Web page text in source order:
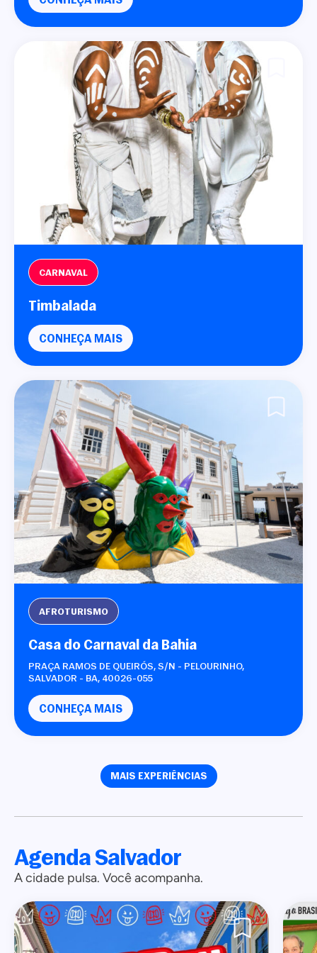
CARNAVAL
Timbalada
CONHEÇA MAIS
AFROTURISMO
Casa do Carnaval da Bahia
PRAÇA RAMOS DE QUEIRÓS, S/N - PELOURINHO,
SALVADOR - BA, 40026-055
CONHEÇA MAIS
MAIS EXPERIÊNCIAS
Agenda Salvador
A cidade pulsa. Você acompanha.